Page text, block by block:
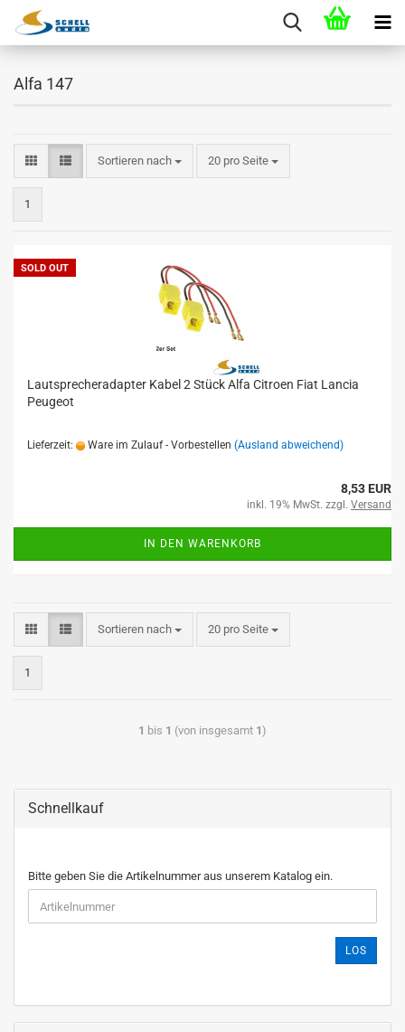
Alfa 147
Sortieren nach 20 pro Seite
1
SOLD OUT
Lautsprecheradapter Kabel 2 Stück Alfa Citroen Fiat Lancia
Peugeot
Lieferzeit: Ware im Zulauf - Vorbestellen (Ausland abweichend)
8,53 EUR
inkl. 19% MwSt. zzgl. Versand
IN DEN WARENKORB
Sortieren nach 20 pro Seite
1
1 bis 1 (von insgesamt 1)
Schnellkauf
Bitte geben Sie die Artikelnummer aus unserem Katalog ein.
LOS